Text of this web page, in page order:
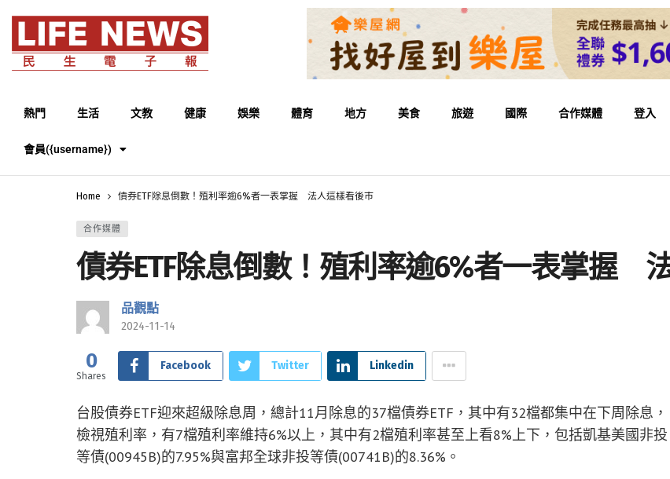
熱門 生活 文教 健康 娛樂 體育 地方 美食 旅遊 國際 合作媒體 登入
會員({username})
Home 債券ETF除息倒數！殖利率逾6%者一表掌握 法人這樣看後市
合作媒體
債券ETF除息倒數！殖利率逾6%者一表掌握
品觀點
2024-11-14
0
Shares
Facebook Twitter Linkedin
台股債券ETF迎來超級除息周，總計11月除息的37檔債券ETF，其中有32檔都集中在下周除息，
檢視殖利率，有7檔殖利率維持6%以上，其中有2檔殖利率甚至上看8%上下，包括凱基美國非投
等債(00945B)的7.95%與富邦全球非投等債(00741B)的8.36%。